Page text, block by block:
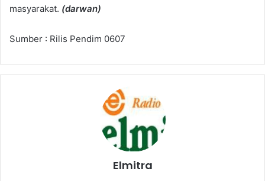
masyarakat. (darwan)
Sumber : Rilis Pendim 0607
Elmitra